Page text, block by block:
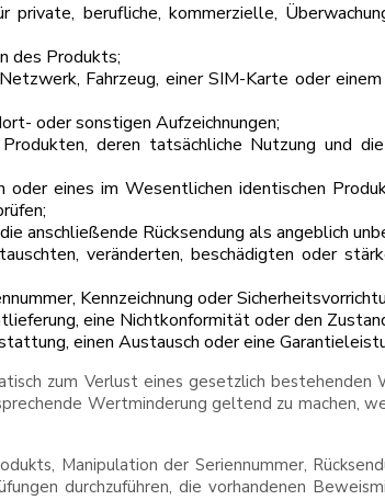
berufliche, kommerzielle,
des Produkts;
Fahrzeug, einer SIM-Karte oder
oder sonstigen Aufzeichnungen;
deren tatsächliche Nutzung und
eines im Wesentlichen identischen
anschließende Rücksendung als angeblich
veränderten, beschädigten oder
Kennzeichnung oder
eine Nichtkonformität oder den
einen Austausch oder eine
zum Verlust eines gesetzlich
Wertminderung geltend zu machen,
Manipulation der Seriennummer,
durchzuführen, die vorhandenen